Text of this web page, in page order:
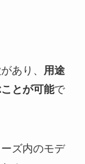
あり、 用途
とが可能で
ズ内のモデ